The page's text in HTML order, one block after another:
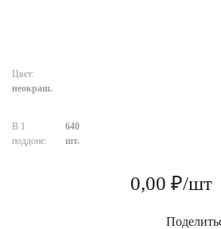
Цвет:
неокраш.
В 1
поддоне:
640
шт.
0,00 ₽/шт